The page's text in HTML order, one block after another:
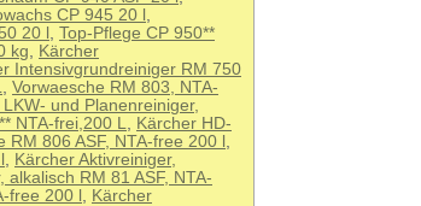
CP 945 20 l ,
20 l , Top-Pflege CP 950**
kg, Kärcher
Intensivgrundreiniger RM 750
, Vorwaesche RM 803, NTA-
LKW- und Planenreiniger,
NTA-frei,200 L, Kärcher HD-
RM 806 ASF, NTA-free 200 l ,
, Kärcher Aktivreiniger,
alkalisch RM 81 ASF, NTA-
free 200 l , Kärcher